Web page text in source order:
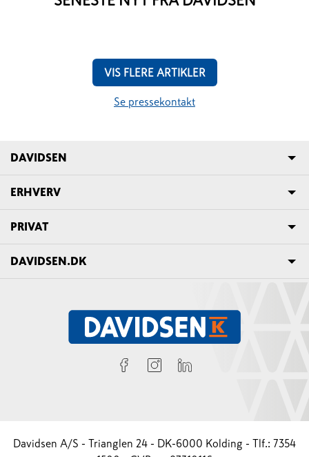
VIS FLERE ARTIKLER
Se pressekontakt
DAVIDSEN
ERHVERV
PRIVAT
DAVIDSEN.DK
Davidsen A/S - Trianglen 24 - DK-6000 Kolding - Tlf.: 7354